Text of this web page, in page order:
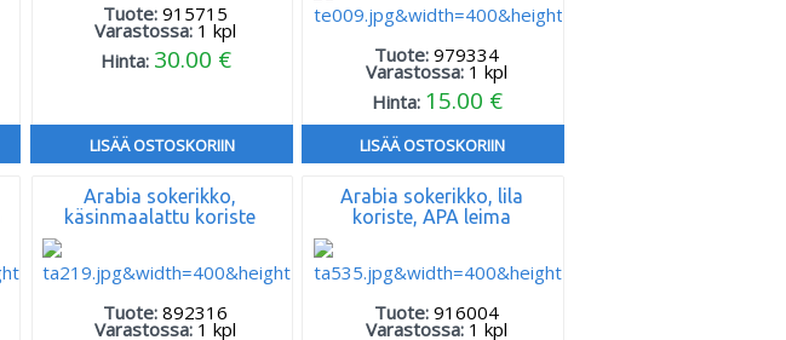
Tuote:915715
Varastossa: 1 kpl
Hinta: 30.00 €
LISÄÄ OSTOSKORIIN
Tuote:979334
Varastossa: 1 kpl
Hinta: 15.00 €
LISÄÄ OSTOSKORIIN
Arabia sokerikko,
käsinmaalattu koriste
Tuote:892316
Varastossa: 1 kpl
Arabia sokerikko, lila
koriste, APA leima
Tuote:916004
Varastossa: 1 kpl